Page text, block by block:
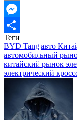
Email
Messenger
Отправить
Теги
BYD Tang авто
автомобильный
китайский рынок
электрический